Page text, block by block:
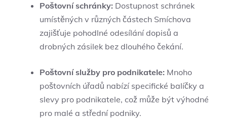
Poštovní schránky: Dostupnost schránek
umístěných v různých částech Smíchova
zajišťuje pohodlné odesílání dopisů a
drobných zásilek bez dlouhého čekání.
Poštovní služby pro podnikatele: Mnoho
poštovních úřadů nabízí specifické balíčky a
slevy pro podnikatele, což může být výhodné
pro malé a střední podniky.